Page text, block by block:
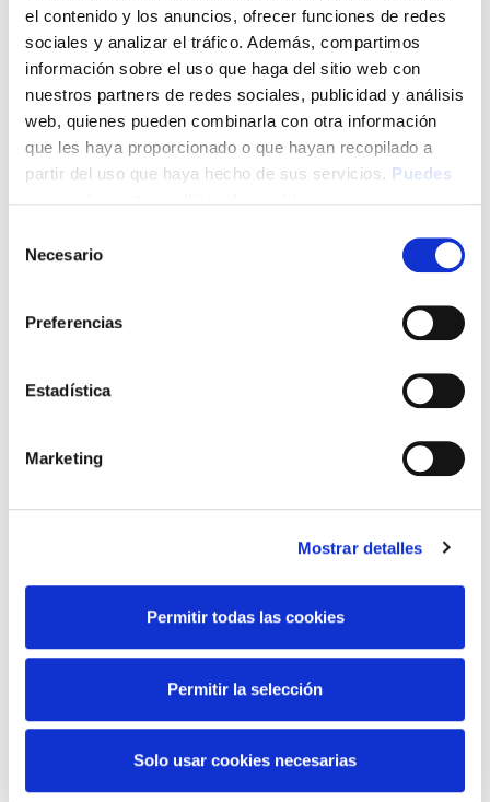
el contenido y los anuncios, ofrecer funciones de redes
sociales y analizar el tráfico. Además, compartimos
información sobre el uso que haga del sitio web con
nuestros partners de redes sociales, publicidad y análisis
web, quienes pueden combinarla con otra información
que les haya proporcionado o que hayan recopilado a
partir del uso que haya hecho de sus servicios. Puedes
Necesario
Preferencias
Estadística
Marketing
Mostrar detalles
Permitir todas las cookies
Permitir la selección
Solo usar cookies necesarias
Municipio:*
Zip/Post Code: *
Provincia:
Email:
Ofertas & Demandas
Laborales
Elige entre Oferta o Demanda:*